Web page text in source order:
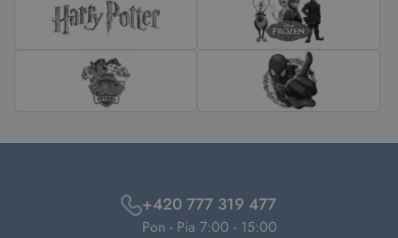
+420 777 319 477
Pon - Pia 7:00 - 15:00